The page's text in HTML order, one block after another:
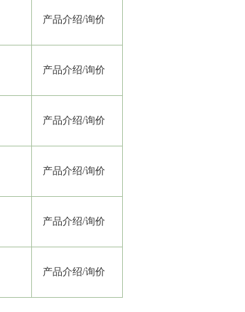
产品介绍/询价
产品介绍/询价
产品介绍/询价
产品介绍/询价
产品介绍/询价
产品介绍/询价